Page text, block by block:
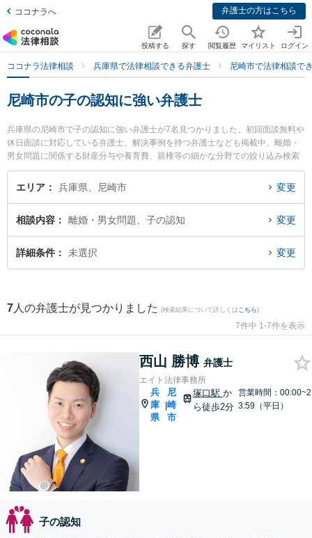
ココナラへ 弁護士の方はこちら
投稿する 探す 閲覧履歴 マイリスト ログイン
ココナラ法律相談 兵庫県で法律相談できる弁護士 尼崎市で法律相談で
尼崎市の子の認知に強い弁護士
兵庫県の尼崎市で子の認知に強い弁護士が7名見つかりました。初回面談無料や
休日面談に対応している弁護士、解決事例を持つ弁護士なども掲載中。離婚・
男女問題に関係する財産分与や養育費、親権等の細かな分野での絞り込み検索
もでき便利です。特にエイト法律事務所の西山 勝博弁護士やかつら綜合法律事
務所の桂 典之弁護士、園田法律事務所の井上 界弁護士のプロフィール情報や弁
の実績豊富な近くの弁護士を検索したい』『初回相談無料で子の認知を法律相
談できる尼崎市内の弁護士に相談予約したい』などでお困りの相談者さんにお
すすめです。
エリア 兵庫県、尼崎市 変更
相談内容 離婚・男女問題、子の認知 変更
詳細条件 未選択 変更
7 人の弁護士が見つかりました (検索結果について詳しくは こちら)
7件中 1-7件を表示
西山 勝博 弁護士
エイト法律事務所
兵
庫
県
|
尼
崎
市
塚口駅 か
ら徒歩2分
営業時間：00:00~2
3:59（平日）
子の認知